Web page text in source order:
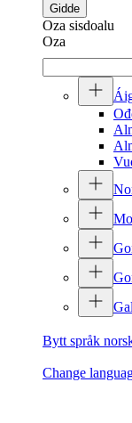
Gidde
Oza sisdoalu
Oza
Bytt språk
Change